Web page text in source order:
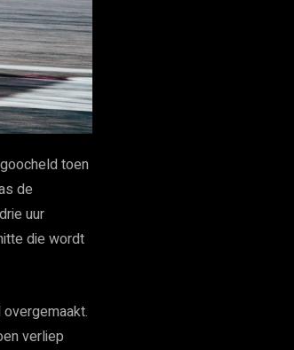
toen
de
uur
die wordt
verliep